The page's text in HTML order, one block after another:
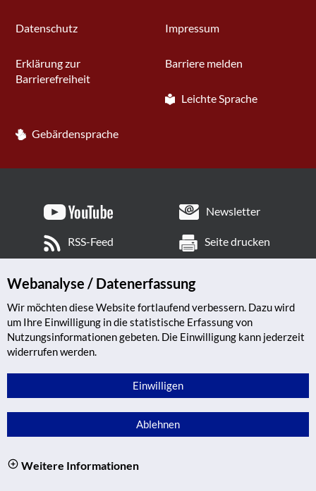
Datenschutz Impressum
Erklärung zur
Barrierefreiheit
Barriere melden
Leichte Sprache
Gebärdensprache
Newsletter
RSS-Feed Seite drucken
Webanalyse / Datenerfassung
Wir möchten diese Website fortlaufend verbessern. Dazu wird
um Ihre Einwilligung in die statistische Erfassung von
Nutzungsinformationen gebeten. Die Einwilligung kann jederzeit
widerrufen werden.
Einwilligen
Ablehnen
Weitere Informationen